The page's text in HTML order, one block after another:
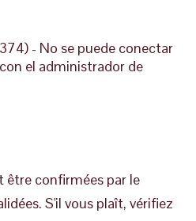
- No se puede conectar
el administrador de
être confirmées par le
S'il vous plaît, vérifiez